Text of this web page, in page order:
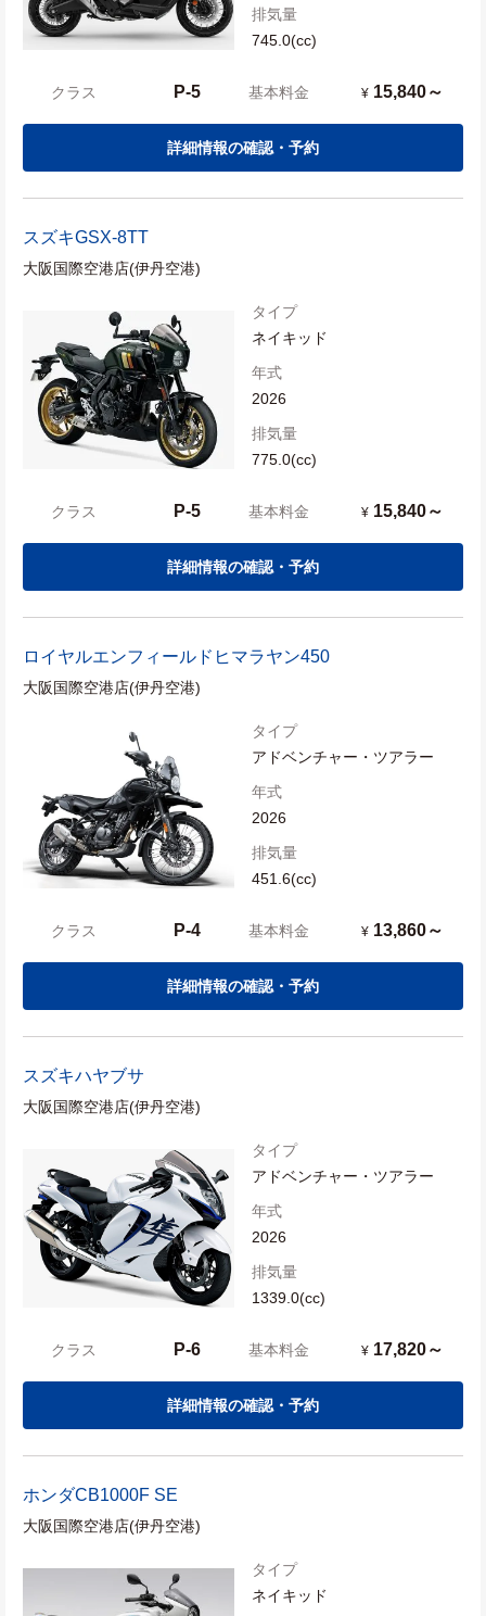
排気量
745.0(cc)
クラス P-5 基本料金 ¥ 15,840～
詳細情報の確認・予約
スズキGSX-8TT
大阪国際空港店(伊丹空港)
タイプ
ネイキッド
年式
2026
排気量
775.0(cc)
クラス P-5 基本料金 ¥ 15,840～
詳細情報の確認・予約
ロイヤルエンフィールド ヒマラヤン450
大阪国際空港店(伊丹空港)
タイプ
アドベンチャー・ツアラー
年式
2026
排気量
451.6(cc)
クラス P-4 基本料金 ¥ 13,860～
詳細情報の確認・予約
スズキハヤブサ
大阪国際空港店(伊丹空港)
タイプ
アドベンチャー・ツアラー
年式
2026
排気量
1339.0(cc)
クラス P-6 基本料金 ¥ 17,820～
詳細情報の確認・予約
ホンダCB1000F SE
大阪国際空港店(伊丹空港)
タイプ
ネイキッド